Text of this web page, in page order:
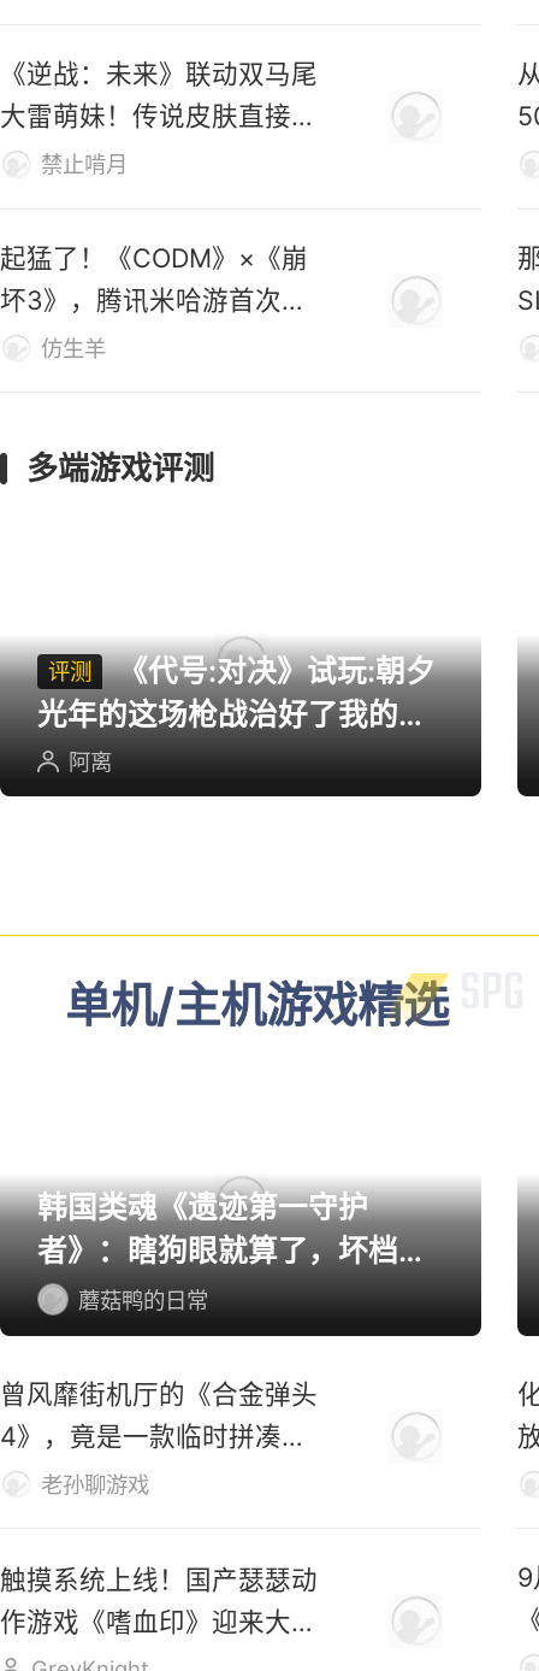
《逆战：未来》联动双马尾
大雷萌妹！传说皮肤直接免
费送！禁止啃月
起猛了！《CODM》×《崩
坏3》，腾讯米哈游首次联
动官宣！
仿生羊
多端游戏评测
评测
《代号:对决》试玩:朝夕
光年的这场枪战治好了我的低
血压
阿离
单机/主机游戏精选
韩国类魂《遗迹第一守护
者》：瞎狗眼就算了，坏档算
怎么个事！
蘑菇鸭的日常
曾风靡街机厅的《合金弹头
4》，竟是一款临时拼凑的
游戏？老孙聊游戏
触摸系统上线！国产瑟瑟动
作游戏《嗜血印》迎来大更
新
9